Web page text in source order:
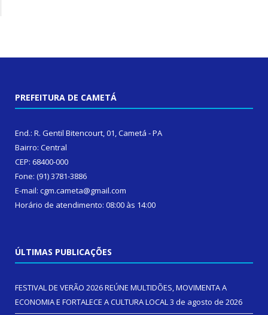
PREFEITURA DE CAMETÁ
End.: R. Gentil Bitencourt, 01, Cametá - PA
Bairro: Central
CEP: 68400-000
Fone: (91) 3781-3886
E-mail: cgm.cameta@gmail.com
Horário de atendimento: 08:00 às 14:00
ÚLTIMAS PUBLICAÇÕES
FESTIVAL DE VERÃO 2026 REÚNE MULTIDÕES, MOVIMENTA A
ECONOMIA E FORTALECE A CULTURA LOCAL3 de agosto de 2026